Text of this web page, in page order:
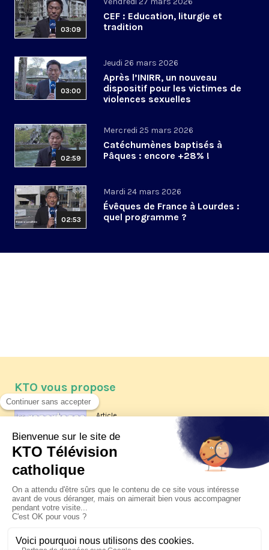
03:09
CEF : Education, liturgie et
tradition
03:00
Jeudi 26 mars 2026
Après l’INIRR, un nouveau
dispositif pour les victimes de
violences sexuelles
02:59
Mercredi 25 mars 2026
Catéchumènes baptisés à
Pâques : encore +28% !
02:53
Mardi 24 mars 2026
Évêques de France à Lourdes :
quel programme ?
KTO vous propose
Article
Les reportages d'été 2026 de KTO
La visite pastorale du pape Léon
XIV à Assise à suivre sur KTO le
jeudi 6 août
Le pape en Uruguay, Argentine et